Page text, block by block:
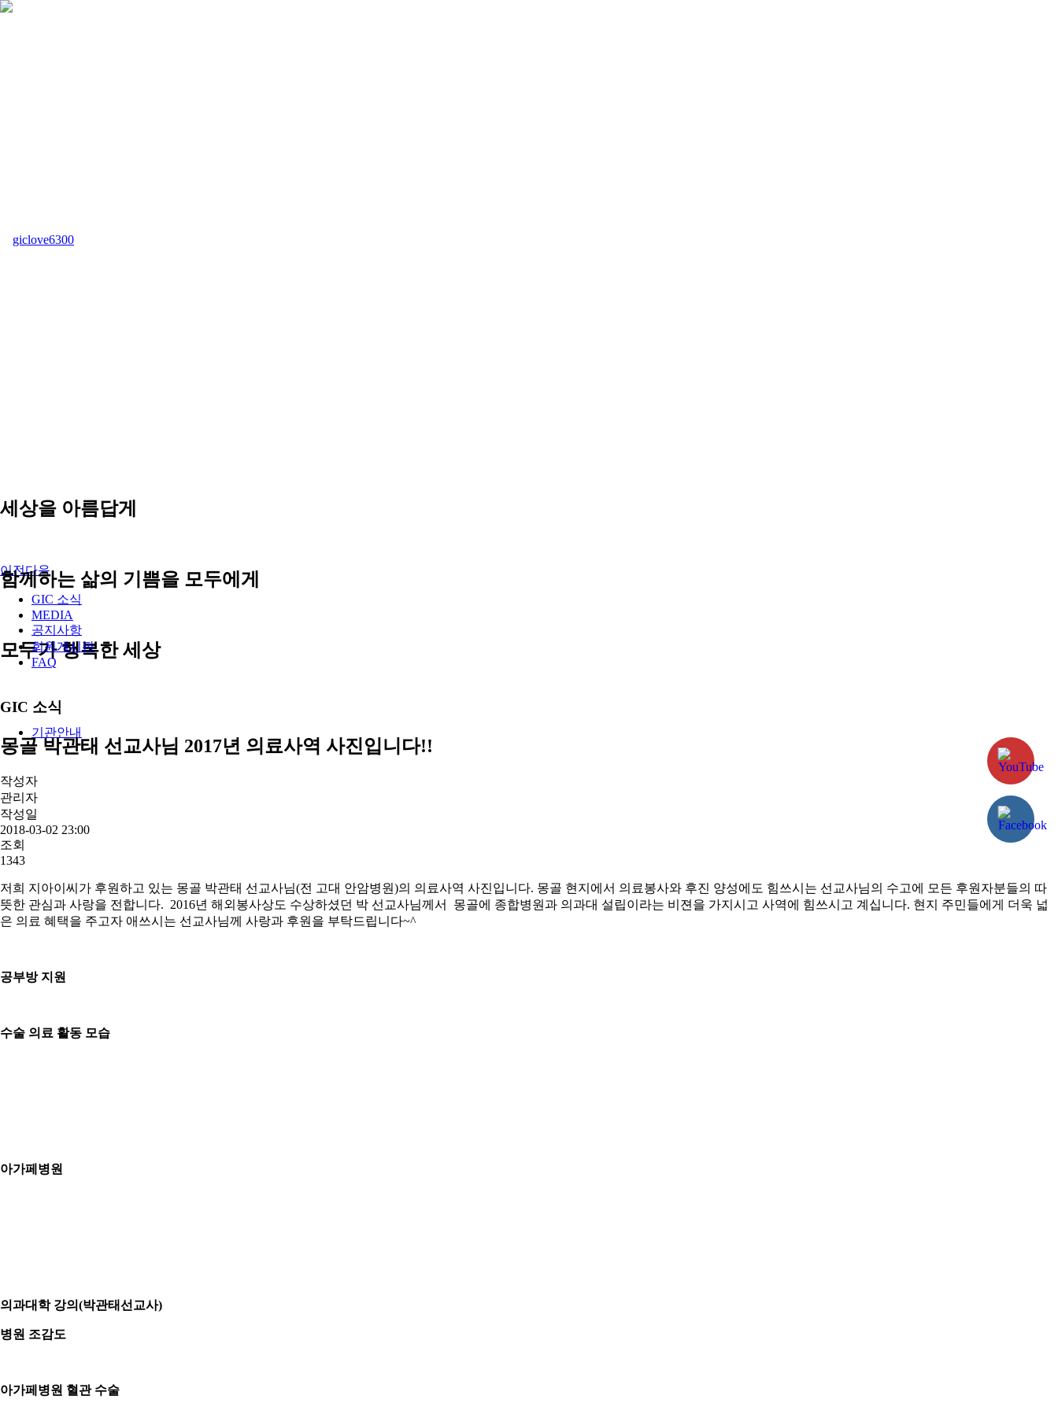
기관안내
세상을 아름답게
함께하는 삶의 기쁨을 모두에게
모두가 행복한 세상
이전다음
GIC 소식
MEDIA
공지사항
회원게시판
FAQ
GIC 소식
몽골 박관태 선교사님 2017년 의료사역 사진입니다!!
작성자
관리자
작성일
2018-03-02 23:00
조회
1343
저희 지아이씨가 후원하고 있는 몽골 박관태 선교사님(전 고대 안암병원)의 의료사역 사진입니다. 몽골 현지에서 의료봉사와 후진 양성에도 힘쓰시는 선교사님의 수고에 모든 후원자분들의 따
뜻한 관심과 사랑을 전합니다. 2016년 해외봉사상도 수상하셨던 박 선교사님께서 몽골에 종합병원과 의과대 설립이라는 비젼을 가지시고 사역에 힘쓰시고 계십니다. 현지 주민들에게 더욱 넓
은 의료 혜택을 주고자 애쓰시는 선교사님께 사랑과 후원을 부탁드립니다~^
공부방 지원
수술 의료 활동 모습
아가페병원
의과대학 강의(박관태선교사)
병원 조감도
아가페병원 혈관 수술